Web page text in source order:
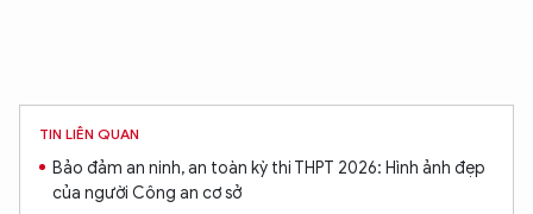
TIN LIÊN QUAN
Bảo đảm an ninh, an toàn kỳ thi THPT 2026: Hình ảnh đẹp
của người Công an cơ sở